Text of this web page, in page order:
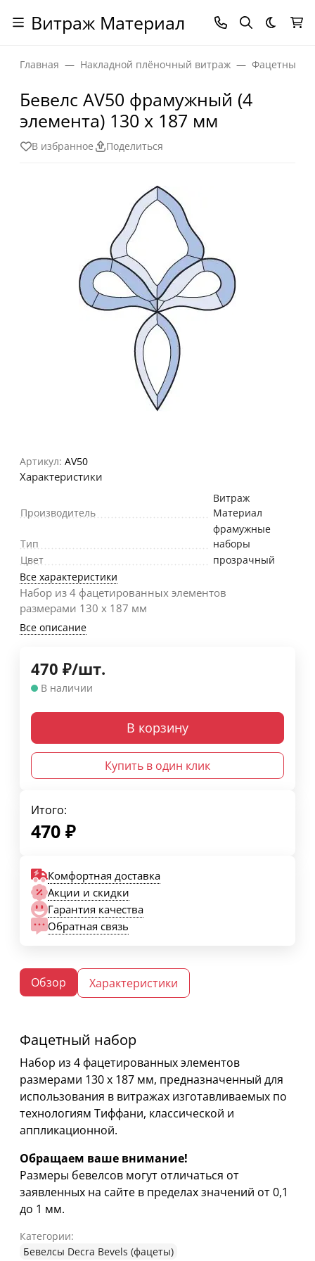
Витраж Материал Темная
Главная Накладной плёночный витраж Фацетные
Бевелс AV50 фрамужный (4
элемента) 130 х 187 мм
В избранное Поделиться
Артикул: AV50
Характеристики
Производитель
Витраж
Материал
Тип
фрамужные
наборы
Цвет
прозрачный
Все характеристики
Набор из 4 фацетированных элементов
размерами 130 х 187 мм
Все описание
470 ₽/шт.
В наличии
В корзину
Купить в один клик
Итого:
470 ₽
Комфортная доставка
Акции и скидки
Гарантия качества
Обратная связь
Обзор Характеристики
Фацетный набор
Набор из 4 фацетированных элементов
размерами 130 х 187 мм, предназначенный для
использования в витражах изготавливаемых по
технологиям Тиффани, классической и
аппликационной.
Обращаем ваше внимание!
Размеры бевелсов могут отличаться от
заявленных на сайте в пределах значений от 0,1
до 1 мм.
Категории:
Бевелсы Decra Bevels (фацеты)